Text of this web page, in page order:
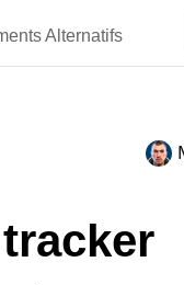
Alternatifs